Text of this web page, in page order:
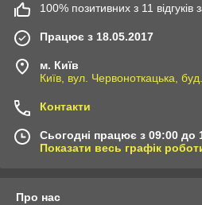
100% позитивних з 11 відгуків
Працює з 18.05.2017
м. Київ
Київ, вул. Червоноткацька,
Контакти
Сьогодні працює з 09:00 до
Показати весь графік
Про нас